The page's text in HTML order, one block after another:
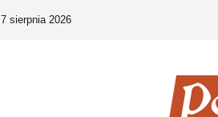
7 sierpnia 2026